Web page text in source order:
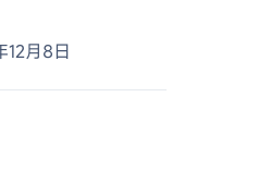
12月8日